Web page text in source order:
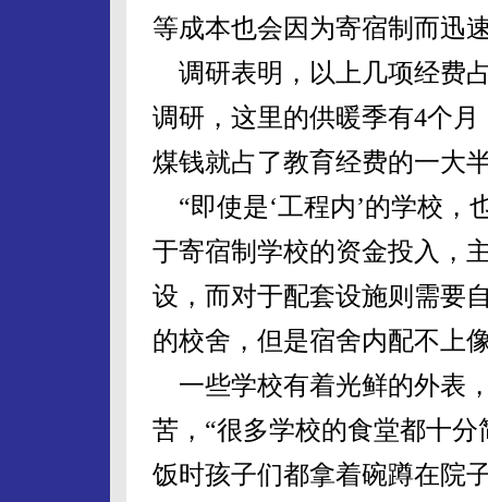
等成本也会因为寄宿制而迅
调研表明，以上几项经费
调研，这里的供暖季有4个
煤钱就占了教育经费的一大
“即使是‘工程内’的学校，
于寄宿制学校的资金投入，
设，而对于配套设施则需要
的校舍，但是宿舍内配不上
一些学校有着光鲜的外表
苦，“很多学校的食堂都十
饭时孩子们都拿着碗蹲在院